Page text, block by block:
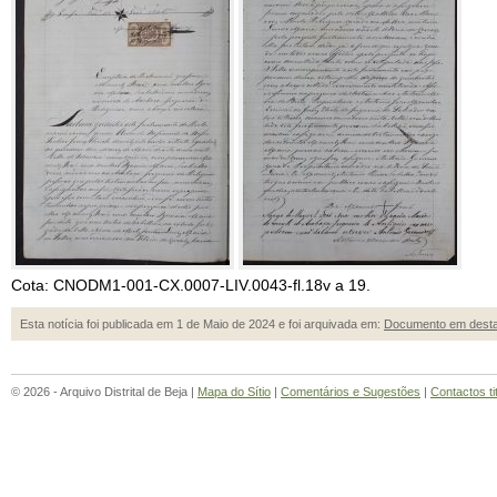
Cota: CNODM1-001-CX.0007-LIV.0043-fl.18v a 19.
Esta notícia foi publicada em 1 de Maio de 2024 e foi arquivada em: Documento em
© 2026 - Arquivo Distrital de Beja | Mapa do Sítio | Comentários e Sugestões | Contactos